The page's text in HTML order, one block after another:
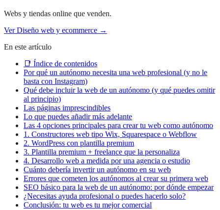
Webs y tiendas online que venden.
VerDiseño web y ecommerce →
En este artículo
📑 Índice de contenidos
Por qué un autónomo necesita una web profesional (y no le
basta con Instagram)
Qué debe incluir la web de un autónomo (y qué puedes omitir
al principio)
Las páginas imprescindibles
Lo que puedes añadir más adelante
Las 4 opciones principales para crear tu web como autónomo
1. Constructores web tipo Wix, Squarespace o Webflow
2. WordPress con plantilla premium
3. Plantilla premium + freelance que la personaliza
4. Desarrollo web a medida por una agencia o estudio
Cuánto debería invertir un autónomo en su web
Errores que cometen los autónomos al crear su primera web
SEO básico para la web de un autónomo: por dónde empezar
¿Necesitas ayuda profesional o puedes hacerlo solo?
Conclusión: tu web es tu mejor comercial